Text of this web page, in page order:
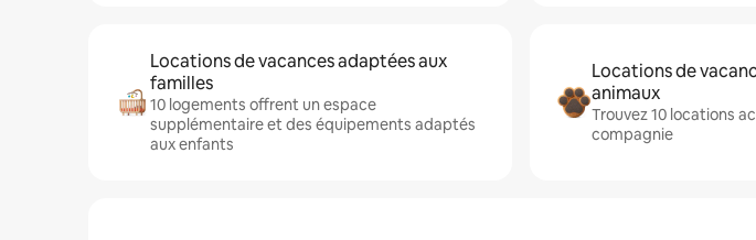
Locations de vacances adaptées aux
familles
10 logements offrent un espace
supplémentaire et des équipements adaptés
aux enfants
Locations de
animaux
Trouvez 10 locations
compagnie